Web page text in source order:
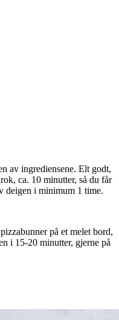
av ingrediensene. Elt godt,
ca. 10 minutter, så du får
deigen i minimum 1 time.
på et melet bord,
i 15-20 minutter, gjerne på